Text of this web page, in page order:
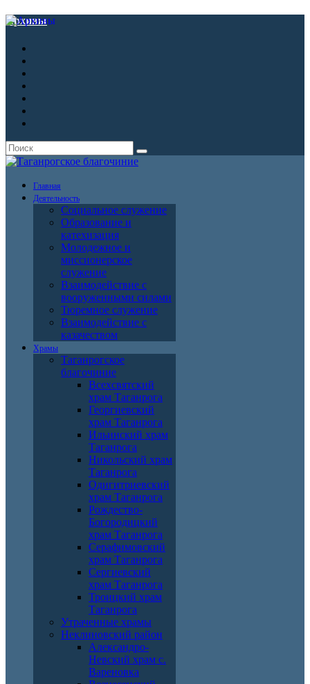
Архивы
Главная
Деятельность
Социальное служение
Образование и
катехизация
Молодежное и
миссионерское
служение
Взаимодействие с
вооруженными силами
Тюремное служение
Взаимодействие с
казачеством
Храмы
Таганрогское
благочиние
Всехсвятский
храм Таганрога
Георгиевский
храм Таганрога
Ильинский храм
Таганрога
Никольский храм
Таганрога
Одигитриевский
храм Таганрога
Рождество-
Богородицкий
храм Таганрога
Серафимовский
храм Таганрога
Сергиевский
храм Таганрога
Троицкий храм
Таганрога
Утраченные храмы
Неклиновский район
Александро-
Невский храм с.
Вареновка